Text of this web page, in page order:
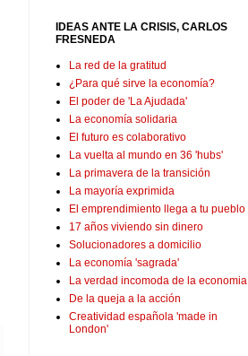
IDEAS ANTE LA CRISIS, CARLOS
FRESNEDA
La red de la gratitud
¿Para qué sirve la economía?
El poder de 'La Ajudada'
La economía solidaria
El futuro es colaborativo
La vuelta al mundo en 36 'hubs'
La primavera de la transición
La mayoría exprimida
El emprendimiento llega a tu pueblo
17 años viviendo sin dinero
Solucionadores a domicilio
La economía 'sagrada'
La verdad incomoda de la economia
De la queja a la acción
Creatividad española 'made in
London'